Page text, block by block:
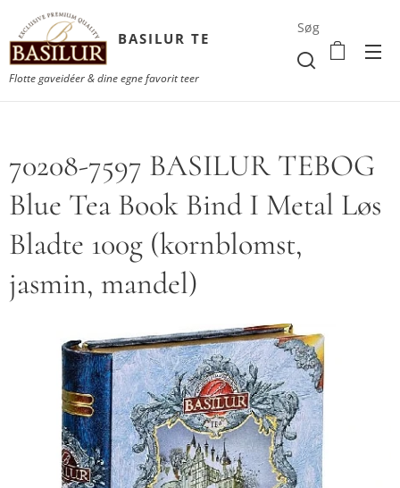
BASILUR TE
Flotte gaveidéer & dine egne favorit teer
Søg
70208-7597 BASILUR TEBOG
Blue Tea Book Bind I Metal Løs
Bladte 100g (kornblomst,
jasmin, mandel)